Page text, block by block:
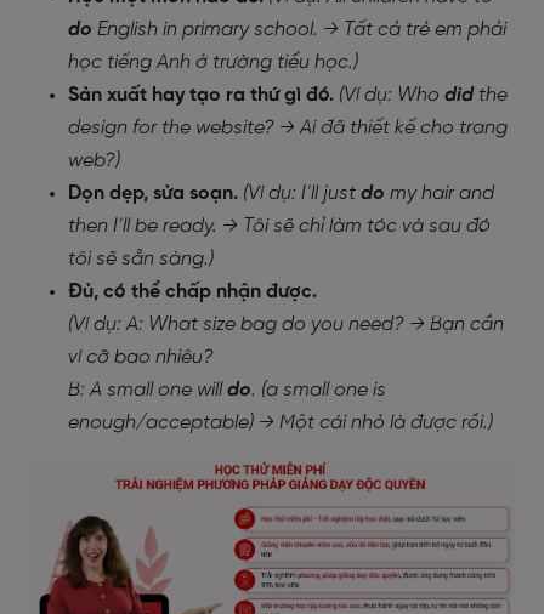
do English in primary school. → Tất cả trẻ em phải
học tiếng Anh ở trường tiểu học.)
Sản xuất hay tạo ra thứ gì đó. (Ví dụ: Who did the
design for the website? → Ai đã thiết kế cho trang
web?)
Dọn dẹp, sửa soạn. (Ví dụ: I’ll just do my hair and
then I’ll be ready. → Tôi sẽ chỉ làm tóc và sau đó
tôi sẽ sẵn sàng.)
Đủ, có thể chấp nhận được.
(Ví dụ: A: What size bag do you need? → Bạn cần
ví cỡ bao nhiêu?
B: A small one willdo. (a small one is
enough/acceptable) → Một cái nhỏ là được rồi.)